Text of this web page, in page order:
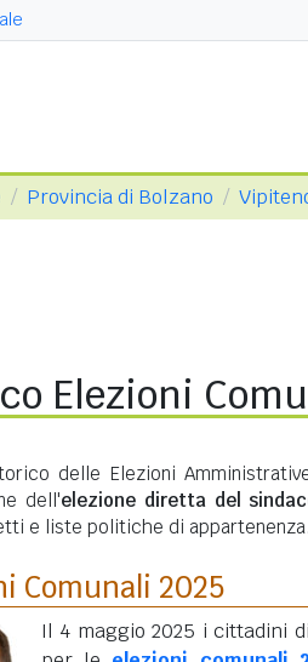
Provincia di Bolzano
Elezioni
delle Elezioni
dell'elezione diretta del
e liste politiche di appartenenza.
Comunali 2025
Il 4 maggio 2025 i cittadini